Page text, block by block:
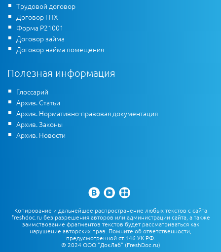
Трудовой договор
Договор ГПХ
Форма Р21001
Договор займа
Договор найма помещения
Полезная информация
Глоссарий
Архив. Статьи
Архив. Нормативно-правовая документация
Архив. Законы
Архив. Новости
Копирование и дальнейшее распространение любых текстов с сайта
freshdoc.ru без разрешения авторов или администрации сайта, а также
заимствование фрагментов текстов будет рассматриваться как
нарушение авторских прав. Помните об ответственности,
предусмотренной ст.146 УК РФ.
© 2024 ООО "ДокЛаб" (FreshDoc.ru)